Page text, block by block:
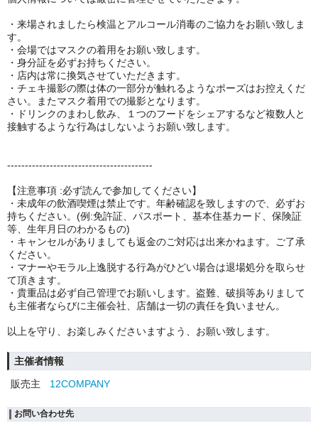
・来場されましたら検温とアルコール消毒のご協力をお願い致しま
す。
・会場ではマスクの着用をお願い致します。
・身分証を必ずお持ちください。
・店内は常に換気させていただきます。
・チェキ撮影の際は体の一部分が触れるようなポーズはお控えくだ
さい。またマスク着用での撮影となります。
・ドリンクのまわし飲み、１つのフードをシェアするなど複数人と
接触するような行為はしないようお願い致します。
-----------------------------------------
【注意事項 :必ず読んで参加してください】
・未成年の飲酒喫煙は禁止です。年齢確認を致しますので、必ずお
持ちください。(例:免許証、パスポート、基本住基カード、保険証
等、生年月日のわかるもの)
・キャンセルがありましても返金のご対応は出来かねます。ご了承
ください。
・マナーやモラル上逸脱する行為がひどい場合は退場処分を取らせ
て頂きます。
・貴重品は必ず自己管理でお願いします。盗難、破損等ありまして
も主催者ならびに主催会社、店舗は一切の責任を負いません。
以上を守り、お楽しみくださいますよう、お願い致します。
主催者情報
販売主
12COMPANY
お問い合わせ先